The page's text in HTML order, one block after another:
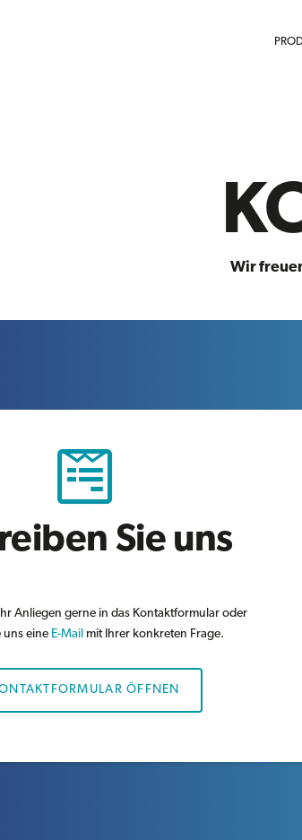
Wir
Sie uns
Anliegen gerne in das Kontaktformular oder
uns eine E-Mailmit Ihrer konkreten Frage.
ÖFFNEN